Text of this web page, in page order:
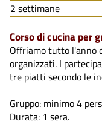
2 settimane
Corso di cucina per
Offriamo tutto l'anno
organizzati. I
tre piatti secondo le
Gruppo: minimo 4
Durata: 1 sera.